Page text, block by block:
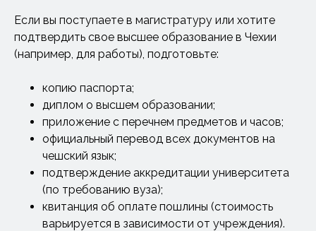
Если вы поступаете в магистратуру или хотите
подтвердить свое высшее образование в Чехии
(например, для работы), подготовьте:
копию паспорта;
диплом о высшем образовании;
приложение с перечнем предметов и часов;
официальный перевод всех документов на
чешский язык;
подтверждение аккредитации университета
(по требованию вуза);
квитанция об оплате пошлины (стоимость
варьируется в зависимости от учреждения).